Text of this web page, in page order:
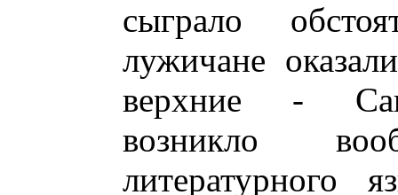
сыграло
лужичане
верхние -
возникло
литературного